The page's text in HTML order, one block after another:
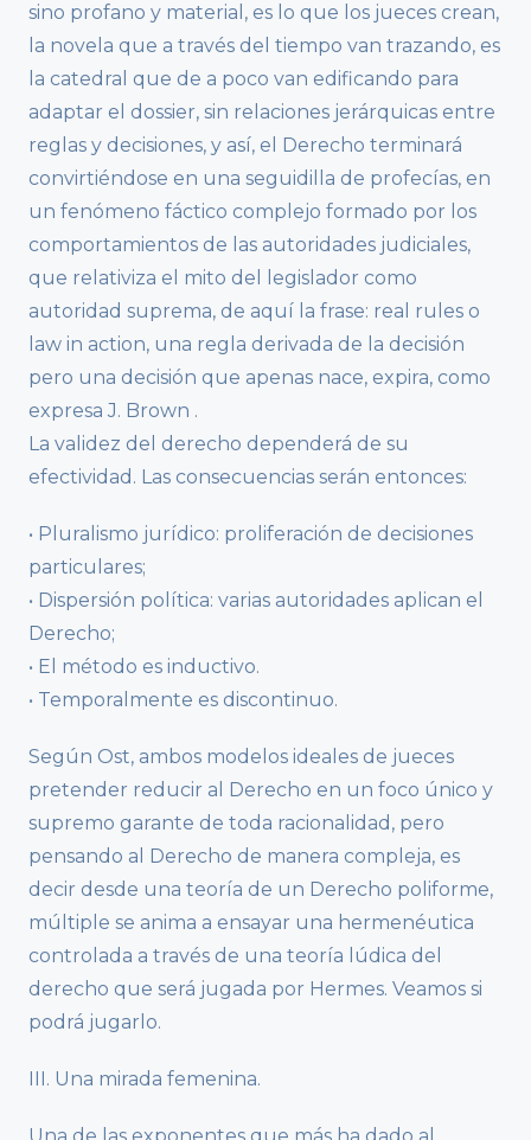
sino profano y material, es lo que los jueces crean,
la novela que a través del tiempo van trazando, es
la catedral que de a poco van edificando para
adaptar el dossier, sin relaciones jerárquicas entre
reglas y decisiones, y así, el Derecho terminará
convirtiéndose en una seguidilla de profecías, en
un fenómeno fáctico complejo formado por los
comportamientos de las autoridades judiciales,
que relativiza el mito del legislador como
autoridad suprema, de aquí la frase: real rules o
law in action, una regla derivada de la decisión
pero una decisión que apenas nace, expira, como
expresa J. Brown .
La validez del derecho dependerá de su
efectividad. Las consecuencias serán entonces:
• Pluralismo jurídico: proliferación de decisiones
particulares;
• Dispersión política: varias autoridades aplican el
Derecho;
• El método es inductivo.
• Temporalmente es discontinuo.
Según Ost, ambos modelos ideales de jueces
pretender reducir al Derecho en un foco único y
supremo garante de toda racionalidad, pero
pensando al Derecho de manera compleja, es
decir desde una teoría de un Derecho poliforme,
múltiple se anima a ensayar una hermenéutica
controlada a través de una teoría lúdica del
derecho que será jugada por Hermes. Veamos si
podrá jugarlo.
III. Una mirada femenina.
Una de las exponentes que más ha dado al